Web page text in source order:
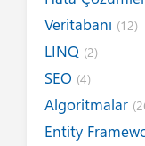
Veritabanı (12)
LINQ (2)
SEO (4)
Algoritmalar
Entity